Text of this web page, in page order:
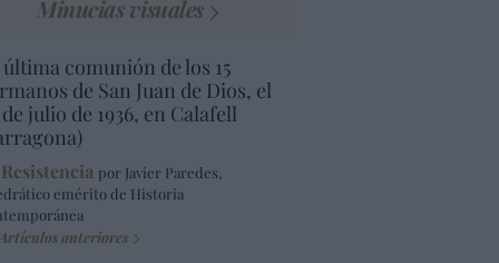
Minucias visuales
comunión de los 15
de San Juan de Dios, el
de julio de 1936, en Calafell
por Javier Paredes,
emérito de Historia
Artículos anteriores